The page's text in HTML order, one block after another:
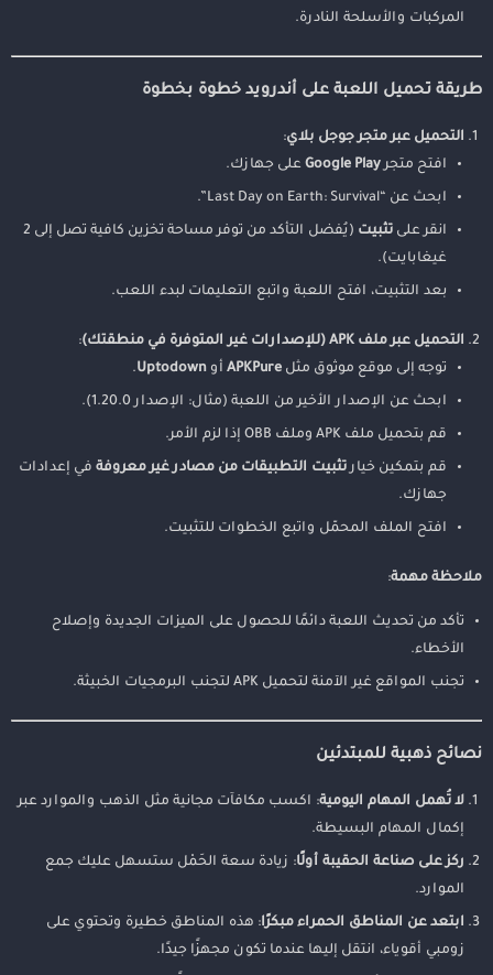
المركبات والأسلحة النادرة.
طريقة تحميل اللعبة على أندرويد خطوة بخطوة
التحميل عبر متجر جوجل بلاي:
افتح متجرGoogle Play على جهازك.
ابحث عن “Last Day on Earth: Survival”.
انقر على تثبيت
(يُفضل التأكد من توفر مساحة تخزين كافية تصل إلى 2
غيغابايت).
بعد التثبيت، افتح اللعبة واتبع التعليمات لبدء اللعب.
التحميل عبر ملف APK (للإصدارات غير المتوفرة في منطقتك)
:
توجه إلى موقع موثوق مثل APKPure أو Uptodown
.
ابحث عن الإصدار الأخير من اللعبة (مثال: الإصدار 1.20.0).
قم بتحميل ملف APK وملف OBB إذا لزم الأمر.
قم بتمكين خيارتثبيت التطبيقات من مصادر غير معروفة في إعدادات
جهازك.
افتح الملف المحمّل واتبع الخطوات للتثبيت.
ملاحظة مهمة:
تأكد من تحديث اللعبة دائمًا للحصول على الميزات الجديدة وإصلاح
الأخطاء.
تجنب المواقع غير الآمنة لتحميل APK لتجنب البرمجيات الخبيثة.
نصائح ذهبية للمبتدئين
لا تُهمل المهام اليومية: اكسب مكافآت مجانية مثل الذهب والموارد عبر
إكمال المهام البسيطة.
ركز على صناعة الحقيبة أولًا: زيادة سعة الحَمْل ستسهل عليك جمع
الموارد.
ابتعد عن المناطق الحمراء مبكرًا: هذه المناطق خطيرة وتحتوي على
زومبي أقوياء، انتقل إليها عندما تكون مجهزًا جيدًا.